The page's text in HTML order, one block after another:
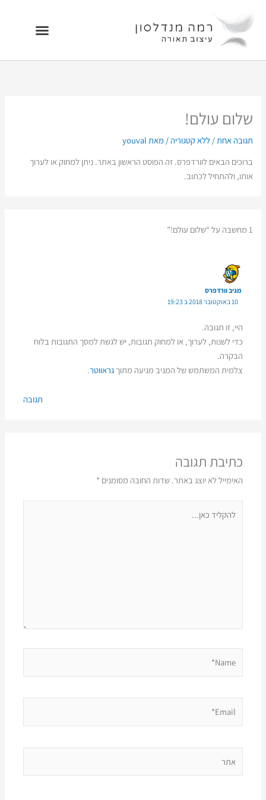
לתוכן
שלום עולם!
תגובה אחת /ללא קטגוריה/ מאת youval
ברוכים הבאים לוורדפרס. זה הפוסט הראשון באתר. ניתן למחוק או לערוך
אותו, ולהתחיל לכתוב.
1 מחשבה על “שלום עולם!”
מגיב וורדפרס
10 באוקטובר 2018 ב 19:23
היי, זו תגובה.
כדי לשנות, לערוך, או למחוק תגובות, יש לגשת למסך התגובות בלוח
הבקרה.
צלמית המשתמש של המגיב מגיעה מתוךגראווטר.
תגובה
כתיבת תגובה
האימייל לא יוצג באתר. שדות החובה מסומנים *
כאן...